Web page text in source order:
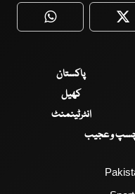
WhatsApp
پاکستان
کھیل
انٹرٹینمنٹ
و عجیب